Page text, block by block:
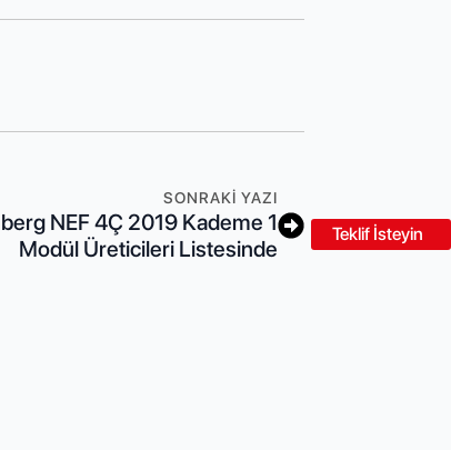
Teklif İsteyin
SONRAKI YAZI
NEF 4Ç 2019 Kademe 1
Modül Üreticileri Listesinde